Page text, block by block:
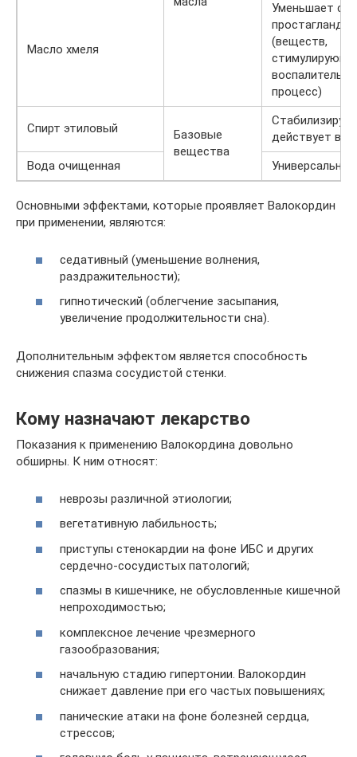
Масло хмеля
Уменьшает
(веществ,
процесс)
Спирт этиловый
Базовые
вещества
действует в
Вода очищенная
Основными эффектами, которые проявляет Валокордин
при применении, являются:
седативный (уменьшение волнения,
раздражительности);
гипнотический (облегчение засыпания,
увеличение продолжительности сна).
Дополнительным эффектом является способность
снижения спазма сосудистой стенки.
Кому назначают лекарство
Показания к применению Валокордина довольно
обширны. К ним относят:
неврозы различной этиологии;
вегетативную лабильность;
приступы стенокардии на фоне ИБС и других
сердечно-сосудистых патологий;
спазмы в кишечнике, не обусловленные кишечной
непроходимостью;
комплексное лечение чрезмерного
газообразования;
начальную стадию гипертонии. Валокордин
снижает давление при его частых повышениях;
панические атаки на фоне болезней сердца,
стрессов;